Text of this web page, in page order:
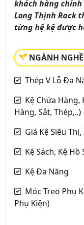
khách hàng
Long Thịnh Rack
từng hệ kệ được
NGÀNH
Thép V Lỗ Đa
Kệ Chứa Hàng,
Hàng, Sắt, Thép,..)
Giá Kệ Siêu
Kệ Sách, Kệ Hồ
Kệ Đa Năng
Móc Treo Phụ
Phụ Kiện)